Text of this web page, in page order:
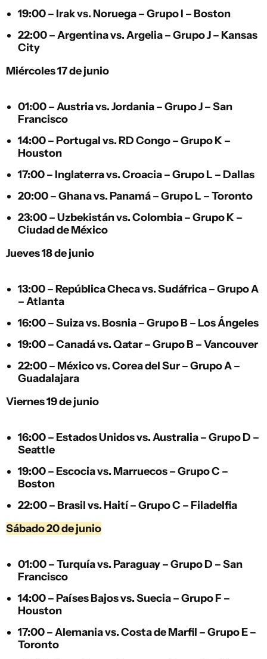
19:00 – Irakvs. Noruega– Grupo I – Boston
22:00 –Argentinavs.Argelia– Grupo J – Kansas
City
Miércoles 17 de junio
01:00 –Austriavs.Jordania– Grupo J – San
Francisco
14:00 – Portugalvs.RD Congo– Grupo K –
Houston
17:00 – Inglaterravs.Croacia– Grupo L – Dallas
20:00 –Ghanavs. Panamá– Grupo L – Toronto
23:00 –Uzbekistánvs.Colombia– Grupo K –
Ciudad de México
Jueves 18 de junio
13:00 –República Checavs.Sudáfrica– Grupo A
– Atlanta
16:00 –Suizavs. Bosnia– Grupo B – Los Ángeles
19:00 –Canadávs.Qatar– Grupo B – Vancouver
22:00 – Méxicovs.Corea del Sur– Grupo A –
Guadalajara
Viernes 19 de junio
16:00 – Estados Unidosvs.Australia– Grupo D –
Seattle
19:00 – Escociavs. Marruecos– Grupo C –
Boston
22:00 – Brasilvs. Haití– Grupo C – Filadelfia
Sábado 20 de junio
01:00 –Turquíavs. Paraguay– Grupo D – San
Francisco
14:00 – Países Bajosvs.Suecia– Grupo F –
Houston
17:00 –Alemaniavs.Costa de Marfil – Grupo E –
Toronto